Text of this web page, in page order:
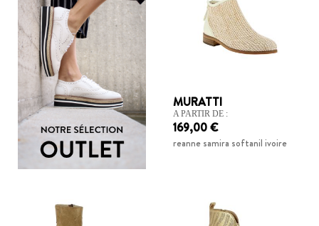
COULEUR
PRIX
129 €
MURATTI
A PARTIR DE :
169,00 €
reanne samira softanil ivoire